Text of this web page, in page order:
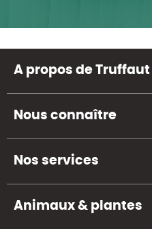
A propos de Truffaut
Nous connaître
Nos services
Animaux & plantes